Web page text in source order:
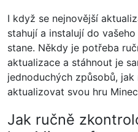
I když se nejnovější
stahují a instalují do
stane. Někdy je potřeba
aktualizace a stáhnout je
jednoduchých způsobů,
aktualizovat svou hru
Jak ručně